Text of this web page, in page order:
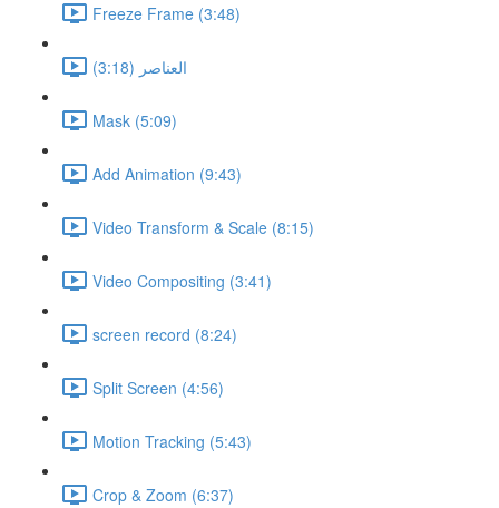
Freeze Frame (3:48)
العناصر (3:18)
Mask (5:09)
Add Animation (9:43)
Video Transform & Scale (8:15)
Video Compositing (3:41)
screen record (8:24)
Split Screen (4:56)
Motion Tracking (5:43)
Crop & Zoom (6:37)